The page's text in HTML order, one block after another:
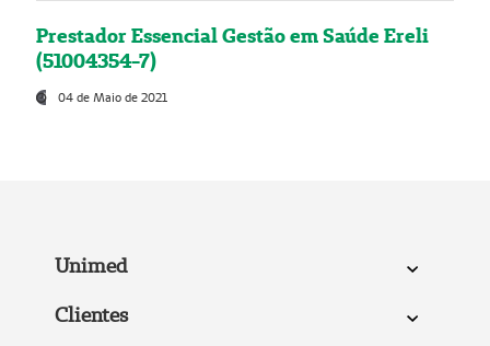
Prestador Essencial Gestão em Saúde Ereli
(51004354-7)
04 de Maio de 2021
Unimed
Clientes